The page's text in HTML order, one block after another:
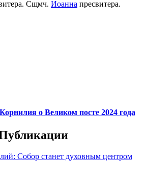
Сщмч. Иоанна пресвитера.
о Великом посте 2024 года